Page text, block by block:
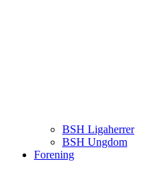
BSH Ligaherrer
BSH Ungdom
Forening